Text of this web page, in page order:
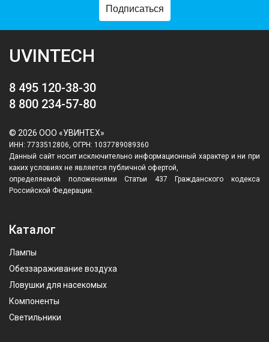
Подписаться
UVINTECH
8 495 120-38-30
8 800 234-57-80
© 2026 ООО «УВИНТЕХ»
ИНН: 7733512806, ОГРН: 1037789089360
Данный сайт носит исключительно информационный характер и ни при
каких условиях не является публичной офертой,
определяемой положениями Статьи 437 Гражданского кодекса
Российской Федерации.
Каталог
Лампы
Обеззараживание воздуха
Ловушки для насекомых
Компоненты
Светильники